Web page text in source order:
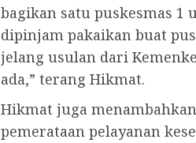
bagikan satu puskesmas
dipinjam pakaikan buat
jelang usulan dari
ada,” terang Hikmat.
Hikmat juga
pemerataan pelayanan